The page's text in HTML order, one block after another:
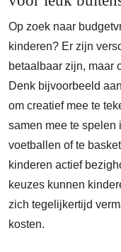
Op zoek naar
kinderen? Er zijn
betaalbaar zijn, maar
Denk bijvoorbeeld
om creatief mee te
samen mee te spelen
voetballen of te
kinderen actief
keuzes kunnen
zich tegelijkertijd
kosten.